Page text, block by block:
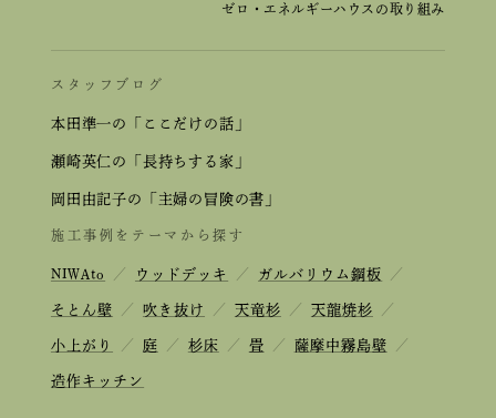
ゼロ・エネルギーハウスの取り組み
スタッフブログ
本田準一の「ここだけの話」
瀬崎英仁の「長持ちする家」
岡田由記子の「主婦の冒険の書」
施工事例をテーマから探す
NIWAto ／ ウッドデッキ ／ ガルバリウム鋼板 ／
そとん壁 ／ 吹き抜け ／ 天竜杉 ／ 天龍焼杉 ／
小上がり ／ 庭 ／ 杉床 ／ 畳 ／ 薩摩中霧島壁 ／
造作キッチン